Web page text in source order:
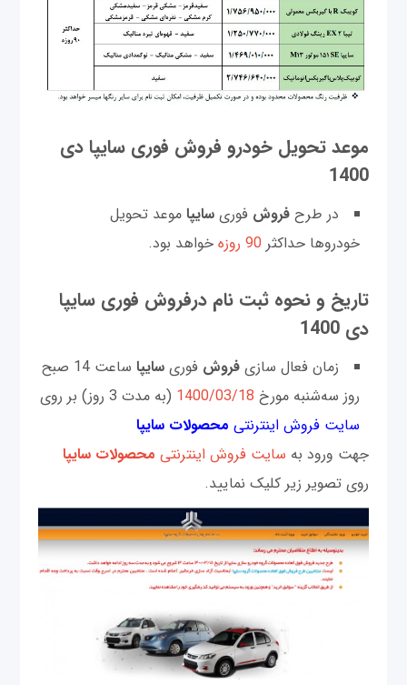
موعد تحويل خودرو فروش فوری سایپا دی
1400
در طرح فروشفوری سایپا موعد تحويل
خودروها حداكثر90 روزه خواهد بود.
تاريخ و نحوه ثبت نام درفروش فوری سایپا
دی 1400
زمان فعال سازی فروشفوریسایپا
ساعت 14 صبح
روز سه‌شنبه مورخ 1400/03/18 (به مدت 3 روز) بر روی
سایت فروش اینترنتی محصولات سایپا
جهت ورود به سایت فروش اینترنتی محصولات سایپا
روی تصویر زیر کلیک نمایید.